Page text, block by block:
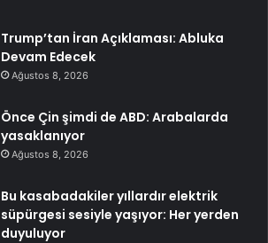
Trump’tan İran Açıklaması: Abluka
Devam Edecek
Ağustos 8, 2026
Önce Çin şimdi de ABD: Arabalarda
yasaklanıyor
Ağustos 8, 2026
Bu kasabadakiler yıllardır elektrik
süpürgesi sesiyle yaşıyor: Her yerden
duyuluyor